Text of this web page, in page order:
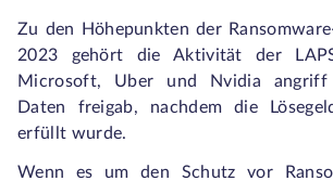
Zu den Höhepunkten der
2023 gehört die Aktivität der
Microsoft, Uber und Nvidia angriff
Daten freigab, nachdem die
erfüllt wurde.
Wenn es um den Schutz vor